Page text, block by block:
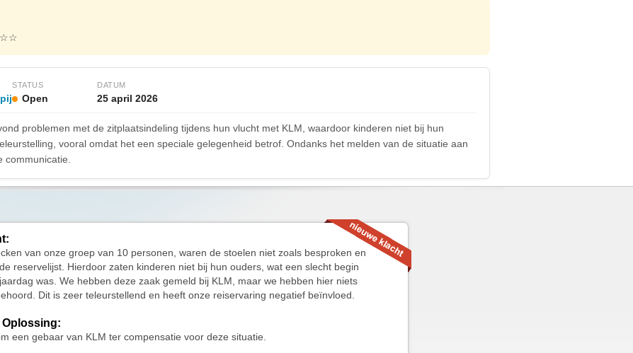
STATUS
Open
DATUM
25 april 2026
problemen met de zitplaatsindeling tijdens hun vlucht met KLM, waardoor kinderen niet bij hun
vooral omdat het een speciale gelegenheid betrof. Ondanks het melden van de situatie aan
van onze groep van 10 personen, waren de stoelen niet zoals besproken en
reservelijst. Hierdoor zaten kinderen niet bij hun ouders, wat een slecht begin
was. We hebben deze zaak gemeld bij KLM, maar we hebben hier niets
Dit is zeer teleurstellend en heeft onze reiservaring negatief beïnvloed.
Oplossing:
een gebaar van KLM ter compensatie voor deze situatie.